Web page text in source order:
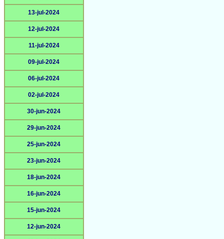
13-jul-2024
12-jul-2024
11-jul-2024
09-jul-2024
06-jul-2024
02-jul-2024
30-jun-2024
29-jun-2024
25-jun-2024
23-jun-2024
18-jun-2024
16-jun-2024
15-jun-2024
12-jun-2024